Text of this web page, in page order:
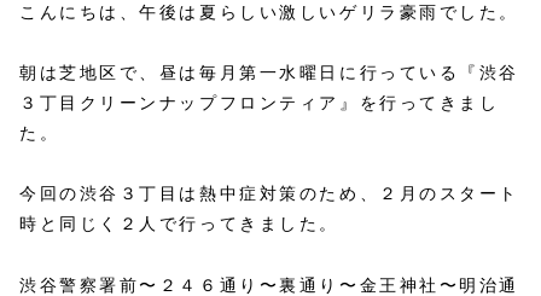
こんにちは、午後は夏らしい激しいゲリラ豪雨でした。
朝は芝地区で、昼は毎月第一水曜日に行っている『渋谷
３丁目クリーンナップフロンティア』を行ってきまし
た。
今回の渋谷３丁目は熱中症対策のため、２月のスタート
時と同じく２人で行ってきました。
渋谷警察署前〜２４６通り〜裏通り〜金王神社〜明治通